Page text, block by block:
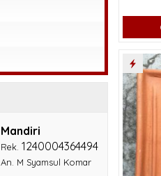
Mandiri
Rek. 1240004364494
An. M Syamsul Komar